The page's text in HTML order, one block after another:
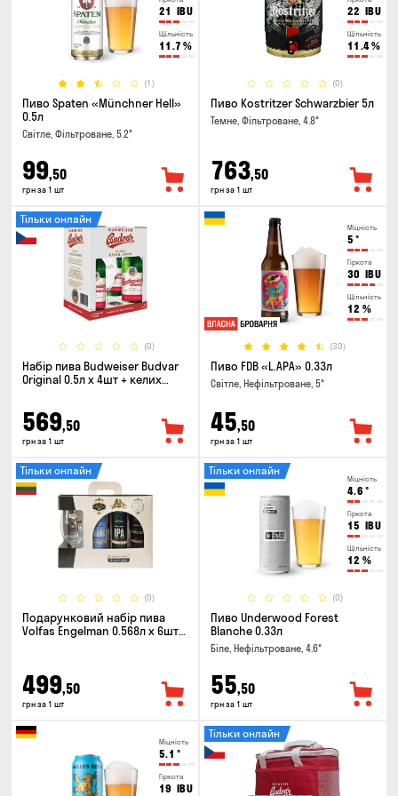
21 IBU
Щільність
11.7 %
(1)
Пиво Spaten «Münchner Hell»
0.5л
Світле, Фільтроване, 5.2°
99,50
грн за 1 шт
22 IBU
Щільність
11.4%
(0)
Пиво Kostritzer Schwarzbier 5л
Темне, Фільтроване, 4.8°
763,50
грн за 1 шт
(0)
Тільки онлайн
Набір пива Budweiser Budvar
Original 0.5л х 4шт + келих
569,50
грн за 1 шт
Міцність
5 °
Гіркота
30 IBU
Щільність
12 %
(30)
Пиво FDB «L.APA» 0.33л
Світле, Нефільтроване, 5°
45,50
грн за 1 шт
(0)
Тільки онлайн
Подарунковий набір пива
Volfas Engelman 0.568л x 6шт +
499,50
грн за 1 шт
Міцність
4.6 °
Гіркота
15 IBU
Щільність
12 %
(0)
Тільки онлайн
Пиво Underwood Forest
Blanche 0.33л
Біле, Нефільтроване, 4.6°
55,50
грн за 1 шт
Міцність
5.1 °
Гіркота
19 IBU
Тільки онлайн